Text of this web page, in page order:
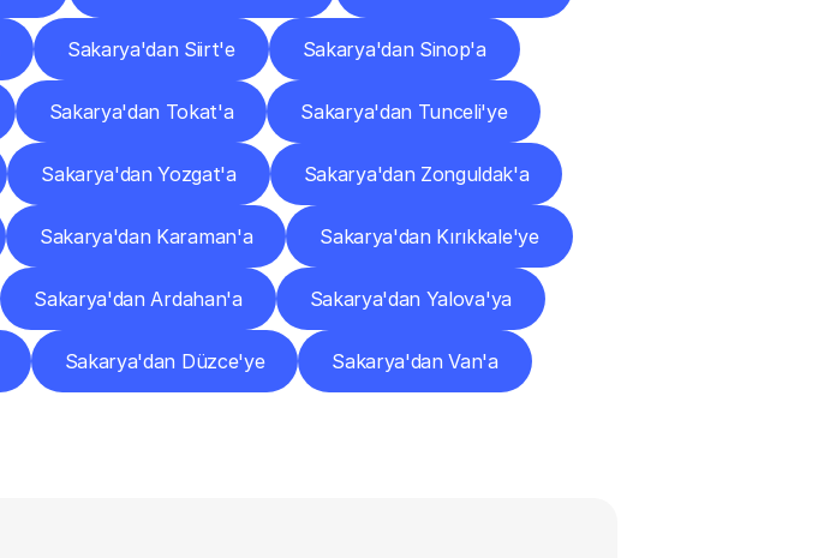
Sakarya'dan Siirt'e Sakarya'dan Sinop'a
Sakarya'dan Tokat'a Sakarya'dan Tunceli'ye
Sakarya'dan Yozgat'a Sakarya'dan Zonguldak'a
Sakarya'dan Karaman'a Sakarya'dan Kırıkkale'ye
Sakarya'dan Ardahan'a Sakarya'dan Yalova'ya
Sakarya'dan Düzce'ye Sakarya'dan Van'a